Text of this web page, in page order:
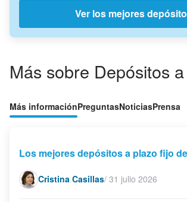
Ver los mejores
Más sobre Depósitos
Más informaciónPreguntasNoticiasPrensa
Los mejores depósitos a plazo fijo
Cristina Casillas/ 31 julio 2026